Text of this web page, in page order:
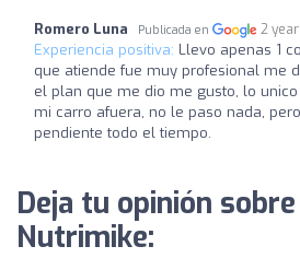
Romero Luna Publicada en 2
Experiencia positiva: Llevo apenas 1
que atiende fue muy profesional me
el plan que me dio me gusto, lo
mi carro afuera, no le paso nada,
pendiente todo el tiempo.
Deja tu opinión
Nutrimike: